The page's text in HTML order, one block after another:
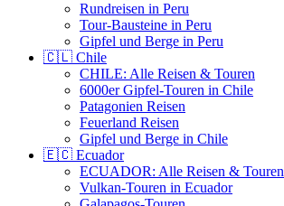
Rundreisen in Peru
Tour-Bausteine in Peru
Gipfel und Berge in Peru
🇨🇱 Chile
CHILE: Alle Reisen & Touren
6000er Gipfel-Touren in Chile
Patagonien Reisen
Feuerland Reisen
Gipfel und Berge in Chile
🇪🇨 Ecuador
ECUADOR: Alle Reisen & Touren
Vulkan-Touren in Ecuador